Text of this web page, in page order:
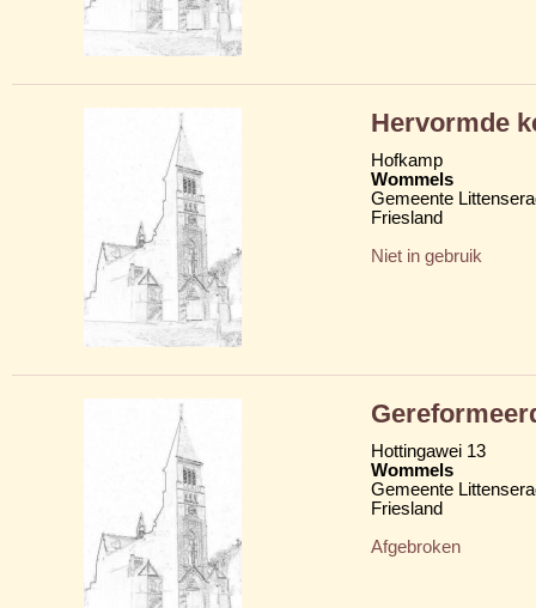
Hervormde
Hofkamp
Wommels
Gemeente
Friesland
Niet in gebruik
Hottingawei 13
Wommels
Gemeente
Friesland
Afgebroken